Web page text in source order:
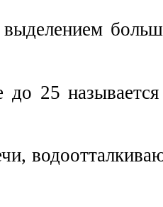
25